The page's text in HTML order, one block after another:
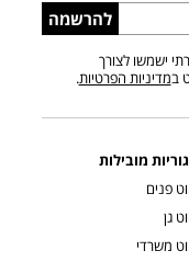
להרשמה
ישמשו לצורך
במדיניות הפרטיות.
מובילות
פנים
גן
משרדי